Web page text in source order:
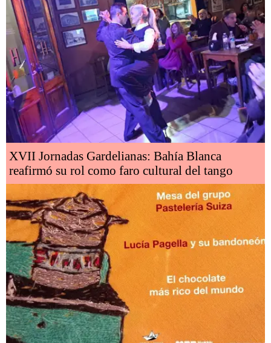
XVII Jornadas Gardelianas: Bahía Blanca
reafirmó su rol como faro cultural del tango